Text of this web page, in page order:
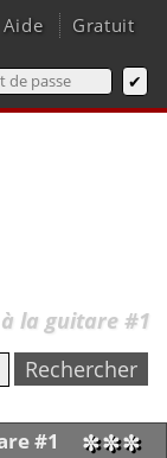
Aide
Gratuit
la guitare #1
#1 ✼✼✼